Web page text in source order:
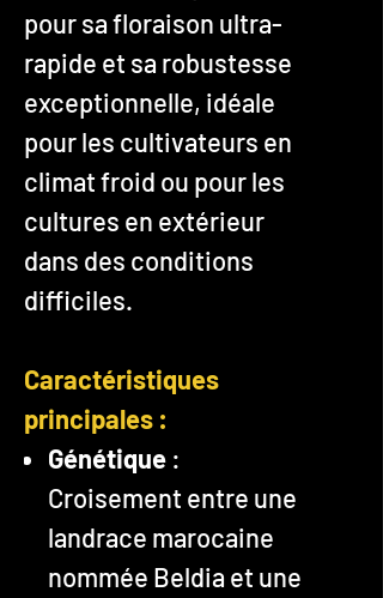
pour sa floraison ultra-
rapide et sa robustesse
exceptionnelle, idéale
pour les cultivateurs en
climat froid ou pour les
cultures en extérieur
dans des conditions
difficiles.
Caractéristiques
principales :
Génétique :
Croisement entre une
landrace marocaine
nommée Beldia et une